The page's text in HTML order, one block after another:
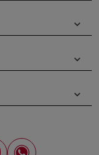
keyboard_arrow_down
keyboard_arrow_down
keyboard_arrow_down